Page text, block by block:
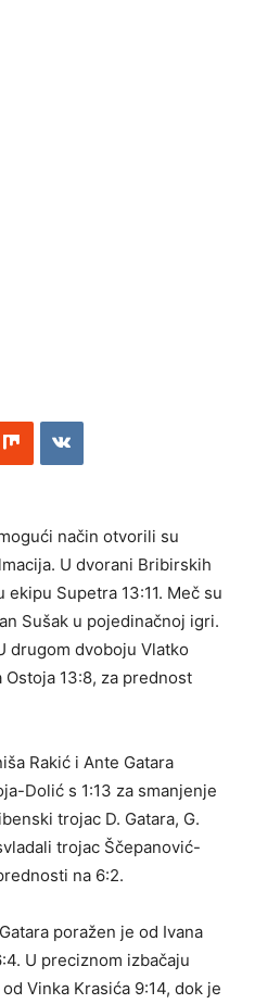
način otvorili su
U dvorani Bribirskih
ekipu Supetra 13:11. Meč su
Sušak u pojedinačnoj igri.
drugom dvoboju Vlatko
13:8, za prednost
Rakić i Ante Gatara
Dolić s 1:13 za smanjenje
trojac D. Gatara, G.
trojac Ščepanović-
na 6:2.
poražen je od Ivana
U preciznom izbačaju
Vinka Krasića 9:14, dok je